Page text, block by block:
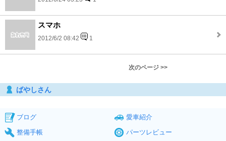
スマホ
2012/6/2 08:42 1
次のページ >>
ばやしさん
ブログ
愛車紹介
整備手帳
パーツレビュー